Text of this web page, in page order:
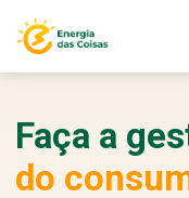
Faça a
do